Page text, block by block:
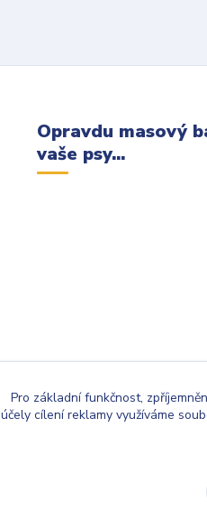
Opravdu masový
vaše psy...
Pro základní funkčnost,
účely cílení reklamy využíváme